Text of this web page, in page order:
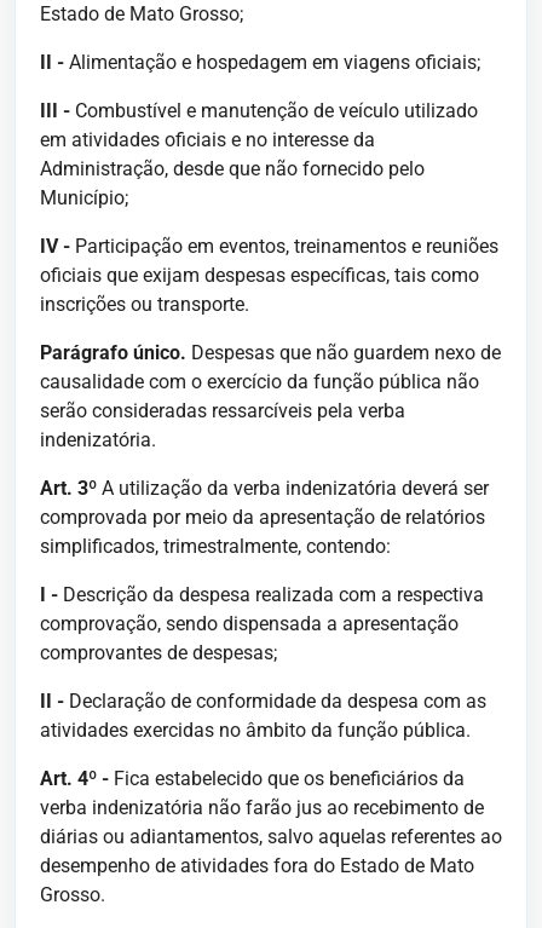
Estado de Mato Grosso;
II - Alimentação e hospedagem em viagens oficiais;
III - Combustível e manutenção de veículo utilizado
em atividades oficiais e no interesse da
Administração, desde que não fornecido pelo
Município;
IV - Participação em eventos, treinamentos e reuniões
oficiais que exijam despesas específicas, tais como
inscrições ou transporte.
Parágrafo único. Despesas que não guardem nexo de
causalidade com o exercício da função pública não
serão consideradas ressarcíveis pela verba
indenizatória.
Art. 3º A utilização da verba indenizatória deverá ser
comprovada por meio da apresentação de relatórios
simplificados, trimestralmente, contendo:
I - Descrição da despesa realizada com a respectiva
comprovação, sendo dispensada a apresentação
comprovantes de despesas;
II - Declaração de conformidade da despesa com as
atividades exercidas no âmbito da função pública.
Art. 4º - Fica estabelecido que os beneficiários da
verba indenizatória não farão jus ao recebimento de
diárias ou adiantamentos, salvo aquelas referentes ao
desempenho de atividades fora do Estado de Mato
Grosso.